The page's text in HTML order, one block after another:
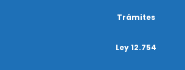
Trámites
Ley 12.754